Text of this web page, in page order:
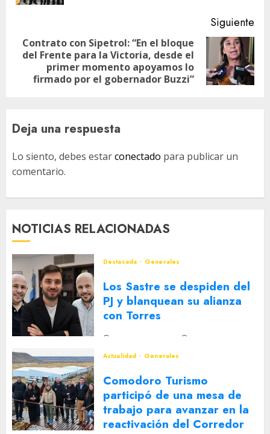
Siguiente
Siguiente
entrada:
Contrato con Sipetrol: “En el bloque
del Frente para la Victoria, desde el
primer momento apoyamos lo
firmado por el gobernador Buzzi”
Deja una respuesta
Lo siento, debes estarconectado para publicar un
comentario.
NOTICIAS RELACIONADAS
Destacada Generales
Los Sastre se despiden del
PJ y blanquean su alianza
con Torres
2 DE AGOSTO DE 2026
Actualidad
Generales
Comodoro Turismo
participó de una mesa de
trabajo para avanzar en la
reactivación del Corredor